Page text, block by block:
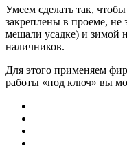
Умеем сделать так,
закреплены в проеме, не
мешали усадке) и зимой
наличников.
Для этого применяем
работы «под ключ» вы